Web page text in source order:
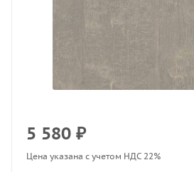
5 580 ₽
Цена указана с учетом НДС 22%